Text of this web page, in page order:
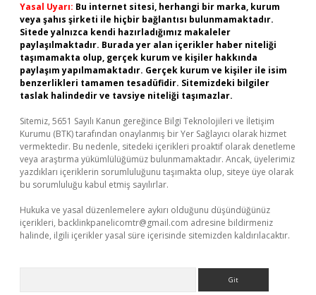
Yasal Uyarı: Bu internet sitesi, herhangi bir marka, kurum
veya şahıs şirketi ile hiçbir bağlantısı bulunmamaktadır.
Sitede yalnızca kendi hazırladığımız makaleler
paylaşılmaktadır. Burada yer alan içerikler haber niteliği
taşımamakta olup, gerçek kurum ve kişiler hakkında
paylaşım yapılmamaktadır. Gerçek kurum ve kişiler ile isim
benzerlikleri tamamen tesadüfidir. Sitemizdeki bilgiler
taslak halindedir ve tavsiye niteliği taşımazlar.
Sitemiz, 5651 Sayılı Kanun gereğince Bilgi Teknolojileri ve İletişim
Kurumu (BTK) tarafından onaylanmış bir Yer Sağlayıcı olarak hizmet
vermektedir. Bu nedenle, sitedeki içerikleri proaktif olarak denetleme
veya araştırma yükümlülüğümüz bulunmamaktadır. Ancak, üyelerimiz
yazdıkları içeriklerin sorumluluğunu taşımakta olup, siteye üye olarak
bu sorumluluğu kabul etmiş sayılırlar.
Hukuka ve yasal düzenlemelere aykırı olduğunu düşündüğünüz
içerikleri, backlinkpanelicomtr@gmail.com adresine bildirmeniz
halinde, ilgili içerikler yasal süre içerisinde sitemizden kaldırılacaktır.